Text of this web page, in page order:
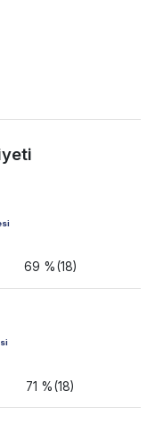
69 %(18)
71 %(18)